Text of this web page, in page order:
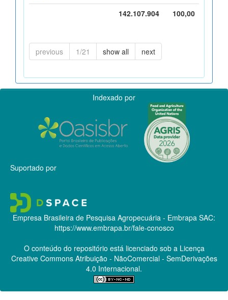
142.107.904
100,00
previous 1/21 show all next
Indexado por
Suportado por
Empresa Brasileira de Pesquisa Agropecuária - Embrapa SAC:
https://www.embrapa.br/fale-conosco
O conteúdo do repositório está licenciado sob a Licença
Creative CommonsAtribuição - NãoComercial - SemDerivações
4.0 Internacional.